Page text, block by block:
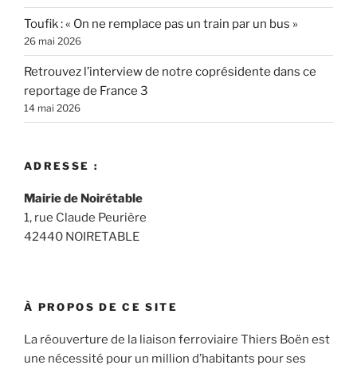
Toufik : « On ne remplace pas un train par un bus »
26 mai 2026
Retrouvez l’interview de notre coprésidente dans ce
reportage de France 3
14 mai 2026
ADRESSE :
Mairie de Noirétable
1, rue Claude Peurière
42440 NOIRETABLE
À PROPOS DE CE SITE
La réouverture de la liaison ferroviaire Thiers Boën est
une nécessité pour un million d’habitants pour ses